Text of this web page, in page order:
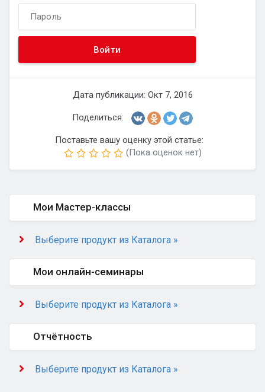
Дата публикации: Окт 7, 2016
Поделиться:
Поставьте вашу оценку этой статье:
(Пока оценок нет)
Мои Мастер-классы
Выберите продукт из Каталога »
Мои онлайн-семинары
Выберите продукт из Каталога »
Отчётность
Выберите продукт из Каталога »